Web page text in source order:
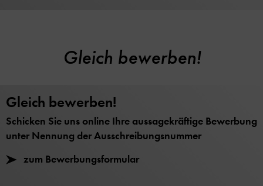
Gleich bewerben!
Gleich bewerben!
Schicken Sie uns online Ihre aussagekräftige Bewerbung
unter Nennung der Ausschreibungsnummer
zum Bewerbungsformular